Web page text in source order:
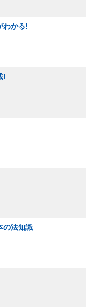
わかる!
!
の法知識